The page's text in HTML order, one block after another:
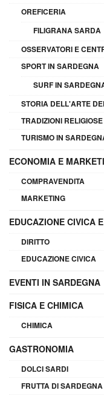
OREFICERIA
FILIGRANA SARDA
OSSERVATORI E
SPORT IN SARDEGNA
SURF IN
STORIA DELL'ARTE
TRADIZIONI RELIGIOSE
TURISMO IN
ECONOMIA E
COMPRAVENDITA
MARKETING
EDUCAZIONE CIVICA
DIRITTO
EDUCAZIONE CIVICA
EVENTI IN SARDEGNA
FISICA E CHIMICA
CHIMICA
GASTRONOMIA
DOLCI SARDI
FRUTTA DI SARDEGNA